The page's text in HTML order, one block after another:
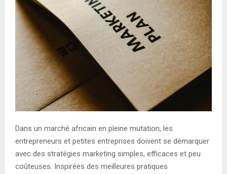
Dans un marché africain en pleine mutation, les
entrepreneurs et petites entreprises doivent se démarquer
avec des stratégies marketing simples, efficaces et peu
coûteuses. Inspirées des meilleures pratiques